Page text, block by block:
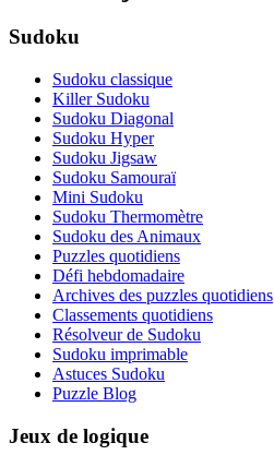
Sudoku
Sudoku classique
Killer Sudoku
Sudoku Diagonal
Sudoku Hyper
Sudoku Jigsaw
Sudoku Samouraï
Mini Sudoku
Sudoku Thermomètre
Sudoku des Animaux
Puzzles quotidiens
Défi hebdomadaire
Archives des puzzles quotidiens
Classements quotidiens
Résolveur de Sudoku
Sudoku imprimable
Astuces Sudoku
Puzzle Blog
Jeux de logique